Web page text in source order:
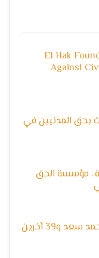
El Hak
Against
بحق المدنيين في
مؤسسة الحق
محكمة الجنايات تؤجل محاكمة أحمد محمد سعد و39 آخرين